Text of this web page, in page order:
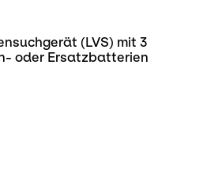
(LVS) mit 3
oder Ersatzbatterien